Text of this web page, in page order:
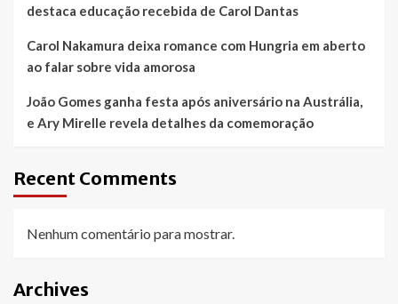
destaca educação recebida de Carol Dantas
Carol Nakamura deixa romance com Hungria em aberto
ao falar sobre vida amorosa
João Gomes ganha festa após aniversário na Austrália,
e Ary Mirelle revela detalhes da comemoração
Recent Comments
Nenhum comentário para mostrar.
Archives